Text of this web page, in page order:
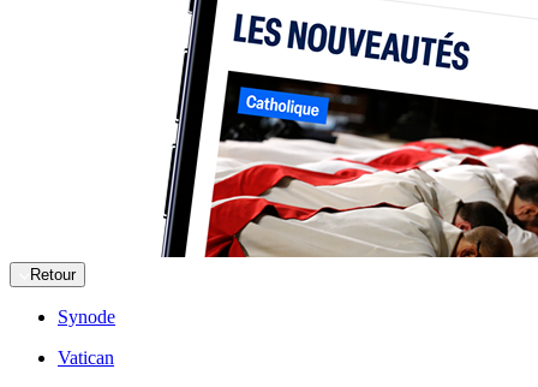
Retour
Synode
Vatican